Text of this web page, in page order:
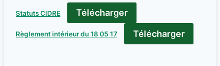
Statuts CIDRE Télécharger
Règlement intérieur du 18 05 17 Télécharger